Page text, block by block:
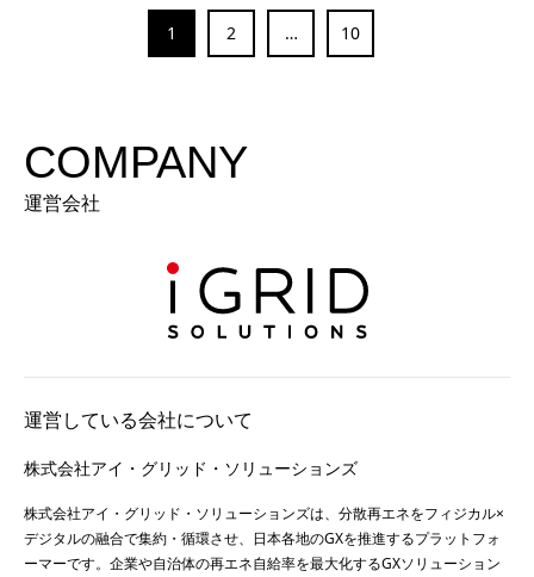
1 2 … 10
COMPANY
運営会社
運営している会社について
株式会社アイ・グリッド・ソリューションズ
株式会社アイ・グリッド・ソリューションズは、分散再エネをフィジカル×
デジタルの融合で集約・循環させ、日本各地のGXを推進するプラットフォ
ーマーです。企業や自治体の再エネ自給率を最大化するGXソリューション